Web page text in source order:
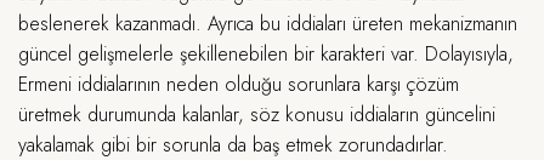
beslenerek kazanmadı. Ayrıca bu iddiaları üreten mekanizmanın
güncel gelişmelerle şekillenebilen bir karakteri var. Dolayısıyla,
Ermeni iddialarının neden olduğu sorunlara karşı çözüm
üretmek durumunda kalanlar, söz konusu iddiaların güncelini
yakalamak gibi bir sorunla da baş etmek zorundadırlar.